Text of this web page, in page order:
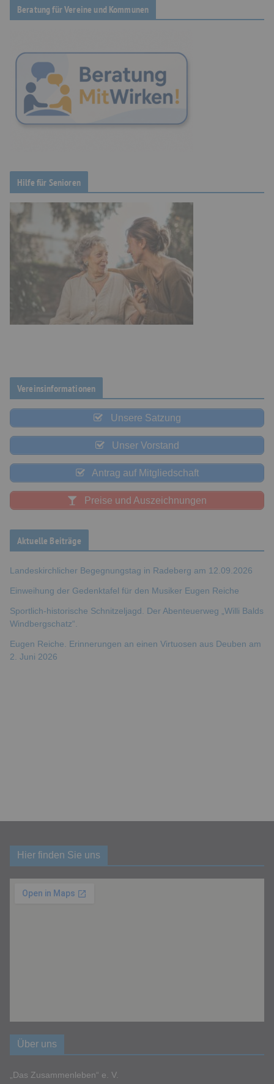
Beratung für Vereine und Kommunen
Hilfe für Senioren
Vereinsinformationen
Unsere Satzung
Unser Vorstand
Antrag auf Mitgliedschaft
Preise und Auszeichnungen
Aktuelle Beiträge
Landeskirchlicher Begegnungstag in Radeberg am 12.09.2026
Einweihung der Gedenktafel für den Musiker Eugen Reiche
Sportlich-historische Schnitzeljagd. Der Abenteuerweg „Willi Balds
Windbergschatz“.
Eugen Reiche. Erinnerungen an einen Virtuosen aus Deuben am
2. Juni 2026
Hier finden Sie uns
Über uns
„Das Zusammenleben“ e. V.